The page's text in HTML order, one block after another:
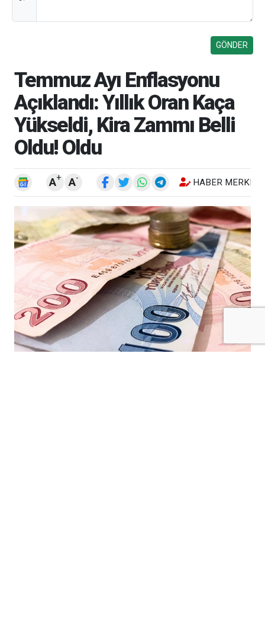
Temmuz Ayı Enflasyonu
Açıklandı: Yıllık Oran Kaça
Yükseldi, Kira Zammı Belli
Oldu! Oldu
A+ A- HABER MERKEZI